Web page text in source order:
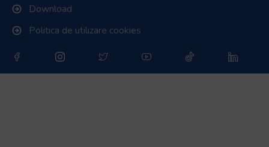
Download
Politica de utilizare cookies